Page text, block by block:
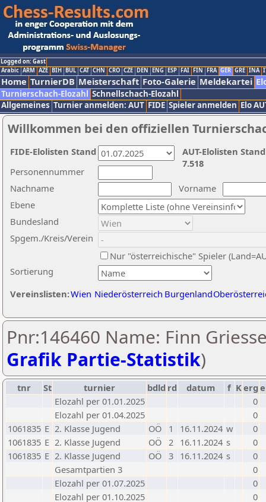
Logged on: Gast
Arabic ARM AZE BIH BUL CAT CHN CRO CZE DEN ENG ESP FAI FIN FRA GER GRE INA
Home TurnierDB Meisterschaft Foto-Galerie Meldekartei
Turnierschach-Elozahl Schnellschach-Elozahl
Allgemeines Turnier anmelden: AUT FIDE Spieler anmelden Elo
Willkommen bei den offiziellen
Nachname
Vorname
Ebene
Sortierung
Personennummer
Bundesland
Spgem./Kreis/Verein
Nur "österreichische" Spieler
Vereinslisten:Wien Niederösterreich Burgenland
AUT-Elolisten
7.518
FIDE-Elolisten Stand
Pnr:146460 Name: Finn
Grafik Partie-Statistik)
tnr St turnier bdld rd datum f Kerg
Elozahl per 01.01.2025
0
Elozahl per 01.04.2025
0
1061835 E 2. Klasse Jugend OÖ 1 16.11.2024 w
0
1061835 E 2. Klasse Jugend OÖ 2 16.11.2024 s
0
1061835 E 2. Klasse Jugend OÖ 3 16.11.2024 s
0
Gesamtpartien 3
0
Elozahl per 01.07.2025
0
Elozahl per 01.10.2025
0